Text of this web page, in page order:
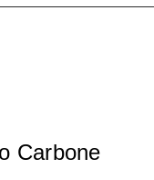
Carbone